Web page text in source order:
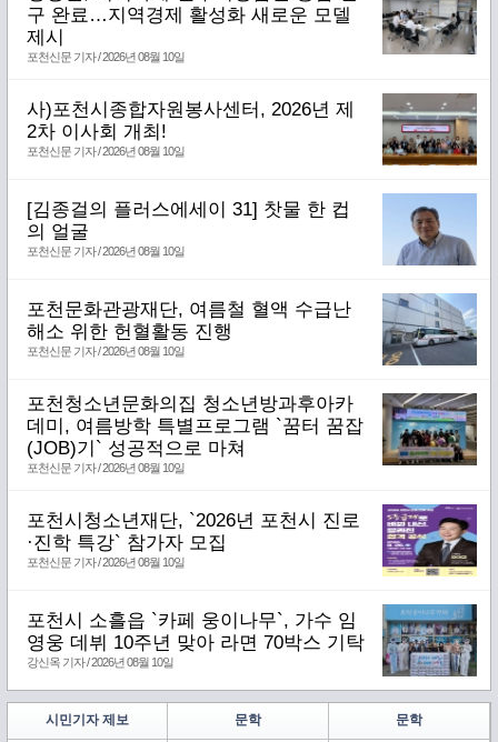
구 완료…지역경제 활성화 새로운 모델
제시
포천신문 기자 / 2026년 08월 10일
사)포천시종합자원봉사센터, 2026년 제
2차 이사회 개최!
포천신문 기자 / 2026년 08월 10일
[김종걸의 플러스에세이 31] 찻물 한 컵
의 얼굴
포천신문 기자 / 2026년 08월 10일
포천문화관광재단, 여름철 혈액 수급난
해소 위한 헌혈활동 진행
포천신문 기자 / 2026년 08월 10일
포천청소년문화의집 청소년방과후아카
데미, 여름방학 특별프로그램 `꿈터 꿈잡
(JOB)기` 성공적으로 마쳐
포천신문 기자 / 2026년 08월 10일
포천시청소년재단, `2026년 포천시 진로
·진학 특강` 참가자 모집
포천신문 기자 / 2026년 08월 10일
포천시 소흘읍 `카페 웅이나무`, 가수 임
영웅 데뷔 10주년 맞아 라면 70박스 기탁
강신옥 기자 / 2026년 08월 10일
시민기자 제보 문학 문학